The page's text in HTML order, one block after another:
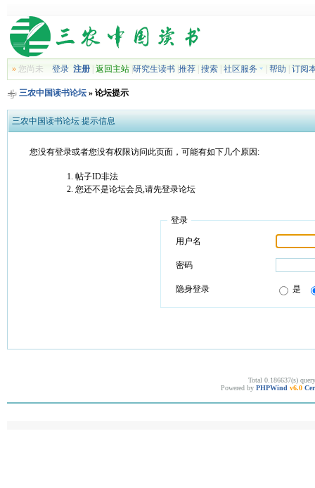
»您尚未 登录 注册| 返回主站| 研究生读书| 推荐| 搜索| 社区服务 帮助 订阅
三农中国读书论坛» 论坛提示
三农中国读书论坛 提示信息
您没有登录或者您没有权限访问此页面，可能有如下几个原因:
帖子ID非法
您还不是论坛会员,请先登录论坛
登录
用户名
密码
隐身登录 是
Total 0.186637(s)
Powered by PHPWind v6.0